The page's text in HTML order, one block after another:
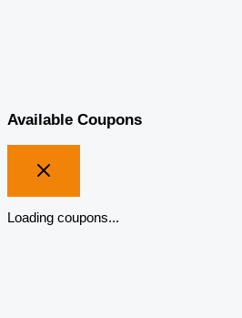
Available Coupons
Loading coupons...